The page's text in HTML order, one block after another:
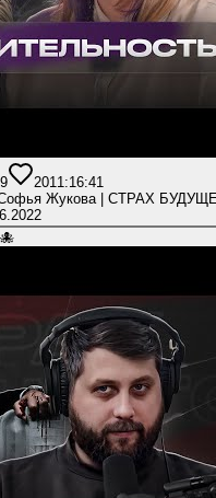
201 1:16:41
Софья Жукова | СТРАХ
🐙